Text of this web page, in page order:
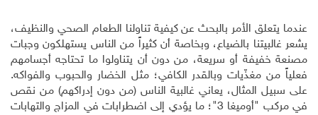
عندما يتعلق الأمر بالبحث عن كيفية تناولنا الطعام الصحي والنظيف،
يشعر غالبيتنا بالضياع، وبخاصة أن كثيراً من الناس يستهلكون وجبات
مصنعة خفيفة أو سريعة، من دون أن يتناولوا ما تحتاجه أجسامهم
فعلياً من مغذّيات وبالقدر الكافي؛ مثل الخضار والحبوب والفواكه.
على سبيل المثال، يعاني غالبية الناس (من دون إدراكهم) من نقص
في مركب "أوميغا 3"؛ ما يؤدي إلى اضطرابات في المزاج والتهابات